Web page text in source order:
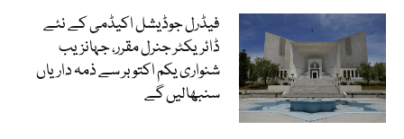
فیڈرل جوڈیشل اکیڈمی کے نئے
ڈائریکٹر جنرل مقرر، جہانزیب
شنواری یکم اکتوبر سے ذمہ داریاں
سنبھالیں گے